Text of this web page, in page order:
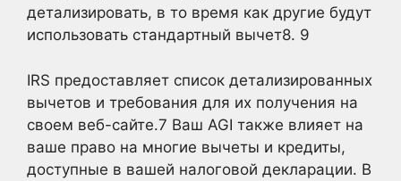
детализировать, в то время как другие будут
использовать стандартный вычет8. 9
IRS предоставляет список детализированных
вычетов и требования для их получения на
своем веб-сайте.7 Ваш AGI также влияет на
ваше право на многие вычеты и кредиты,
доступные в вашей налоговой декларации. В